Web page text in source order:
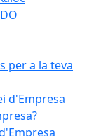
per a la teva
d'Empresa